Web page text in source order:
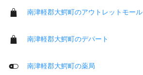
南津軽郡大鰐町のアウトレットモール
南津軽郡大鰐町のデパート
南津軽郡大鰐町の薬局